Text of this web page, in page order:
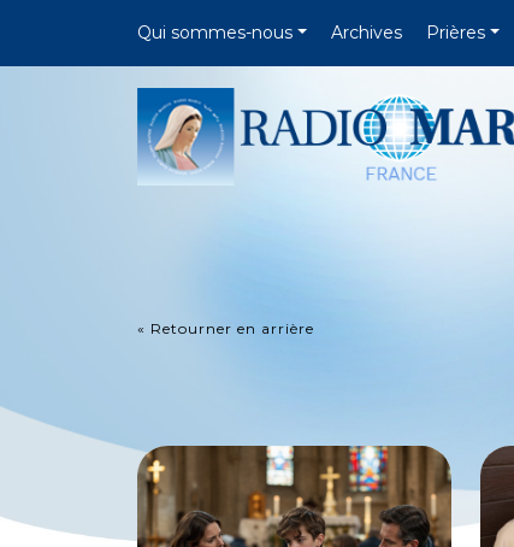
Qui sommes-nous Archives Prières
« Retourner en arrière